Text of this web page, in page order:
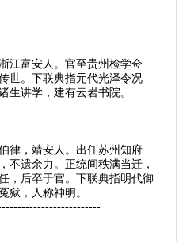
江富安人。官至贵州检学佥
世。下联典指元代光泽令况
生讲学，建有云岩书院。
律，靖安人。出任苏州知府
不遗余力。正统间秩满当迁，
，后卒于官。下联典指明代御
狱，人称神明。